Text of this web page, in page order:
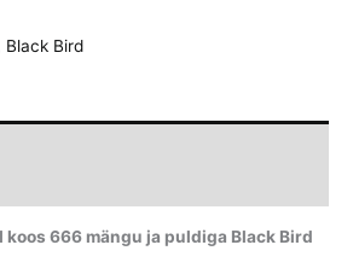
Black Bird
koos 666 mängu ja puldiga Black Bird